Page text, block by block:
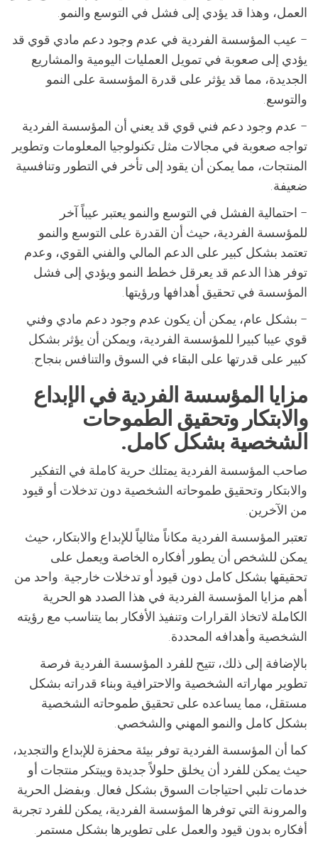
العمل، وهذا قد يؤدي إلى فشل في التوسع والنمو.
– عيب المؤسسة الفردية في عدم وجود دعم مادي قوي قد
يؤدي إلى صعوبة في تمويل العمليات اليومية والمشاريع
الجديدة، مما قد يؤثر على قدرة المؤسسة على النمو
والتوسع.
– عدم وجود دعم فني قوي قد يعني أن المؤسسة الفردية
تواجه صعوبة في مجالات مثل تكنولوجيا المعلومات وتطوير
المنتجات، مما يمكن أن يقود إلى تأخر في التطور وتنافسية
ضعيفة.
– احتمالية الفشل في التوسع والنمو يعتبر عيباً آخر
للمؤسسة الفردية، حيث أن القدرة على التوسع والنمو
تعتمد بشكل كبير على الدعم المالي والفني القوي، وعدم
توفر هذا الدعم قد يعرقل خطط النمو ويؤدي إلى فشل
المؤسسة في تحقيق أهدافها ورؤيتها.
– بشكل عام، يمكن أن يكون عدم وجود دعم مادي وفني
قوي عيبا كبيرا للمؤسسة الفردية، ويمكن أن يؤثر بشكل
كبير على قدرتها على البقاء في السوق والتنافس بنجاح.
مزايا المؤسسة الفردية في الإبداع
والابتكار وتحقيق الطموحات
الشخصية بشكل كامل.
صاحب المؤسسة الفردية يمتلك حرية كاملة في التفكير
والابتكار وتحقيق طموحاته الشخصية دون تدخلات أو قيود
من الآخرين.
تعتبر المؤسسة الفردية مكاناً مثالياً للإبداع والابتكار، حيث
يمكن للشخص أن يطور أفكاره الخاصة ويعمل على
تحقيقها بشكل كامل دون قيود أو تدخلات خارجية. واحد من
أهم مزايا المؤسسة الفردية في هذا الصدد هو الحرية
الكاملة لاتخاذ القرارات وتنفيذ الأفكار بما يتناسب مع رؤيته
الشخصية وأهدافه المحددة.
بالإضافة إلى ذلك، تتيح للفرد المؤسسة الفردية فرصة
تطوير مهاراته الشخصية والاحترافية وبناء قدراته بشكل
مستقل، مما يساعده على تحقيق طموحاته الشخصية
بشكل كامل والنمو المهني والشخصي.
كما أن المؤسسة الفردية توفر بيئة محفزة للإبداع والتجديد،
حيث يمكن للفرد أن يخلق حلولاً جديدة ويبتكر منتجات أو
خدمات تلبي احتياجات السوق بشكل فعال. وبفضل الحرية
والمرونة التي توفرها المؤسسة الفردية، يمكن للفرد تجربة
أفكاره بدون قيود والعمل على تطويرها بشكل مستمر.